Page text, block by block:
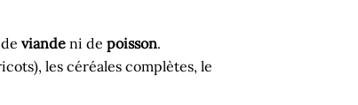
viande ni de poisson.
les céréales complètes, le